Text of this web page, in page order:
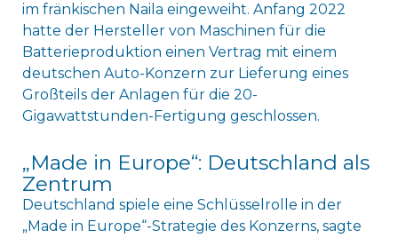
im fränkischen Naila eingeweiht. Anfang 2022
hatte der Hersteller von Maschinen für die
Batterieproduktion einen Vertrag mit einem
deutschen Auto-Konzern zur Lieferung eines
Großteils der Anlagen für die 20-
Gigawattstunden-Fertigung geschlossen.
„Made in Europe“: Deutschland als
Zentrum
Deutschland spiele eine Schlüsselrolle in der
„Made in Europe“-Strategie des Konzerns, sagte